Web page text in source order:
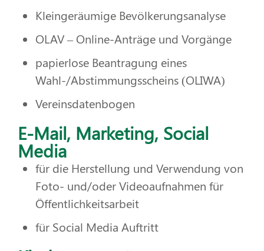
Kleingeräumige Bevölkerungsanalyse
OLAV – Online-Anträge und Vorgänge
papierlose Beantragung eines
Wahl-/Abstimmungsscheins (OLIWA)
Vereinsdatenbogen
E-Mail, Marketing, Social
Media
für die Herstellung und Verwendung von
Foto- und/oder Videoaufnahmen für
Öffentlichkeitsarbeit
für Social Media Auftritt